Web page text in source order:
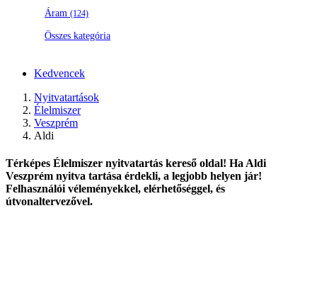
Áram (124)
Összes kategória
Kedvencek
Nyitvatartások
Élelmiszer
Veszprém
Aldi
Térképes Élelmiszer nyitvatartás kereső oldal! Ha Aldi
Veszprém nyitva tartása érdekli, a legjobb helyen jár!
Felhasználói véleményekkel, elérhetőséggel, és
útvonaltervezővel.